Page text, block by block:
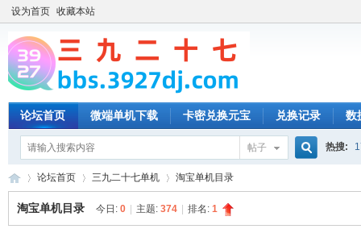
设为首页 收藏本站
论坛首页 微端单机下载 卡密兑换元宝 兑换记录 数
帖子 热搜:
论坛首页 三九二十七单机 淘宝单机目录
淘宝单机目录 今日: 0 主题: 374 排名: 1